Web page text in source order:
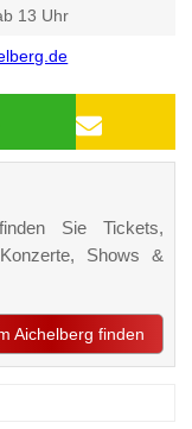
13 Uhr
Sie Tickets,
Shows &
Aichelberg finden